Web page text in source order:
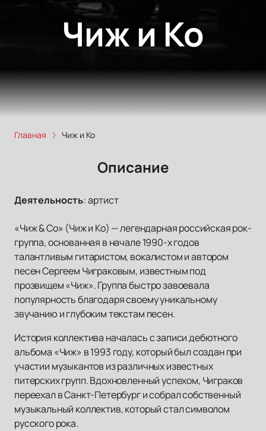
Чиж и Ко
Главная Чиж и Ко
Описание
Деятельность:артист
«Чиж & Co» (Чиж и Ко) — легендарная российская рок-
группа, основанная в начале 1990-х годов
талантливым гитаристом, вокалистом и автором
песен Сергеем Чиграковым, известным под
прозвищем «Чиж». Группа быстро завоевала
популярность благодаря своему уникальному
звучанию и глубоким текстам песен.
История коллектива началась с записи дебютного
альбома «Чиж» в 1993 году, который был создан при
участии музыкантов из различных известных
питерских групп. Вдохновленный успехом, Чиграков
переехал в Санкт-Петербург и собрал собственный
музыкальный коллектив, который стал символом
русского рока.